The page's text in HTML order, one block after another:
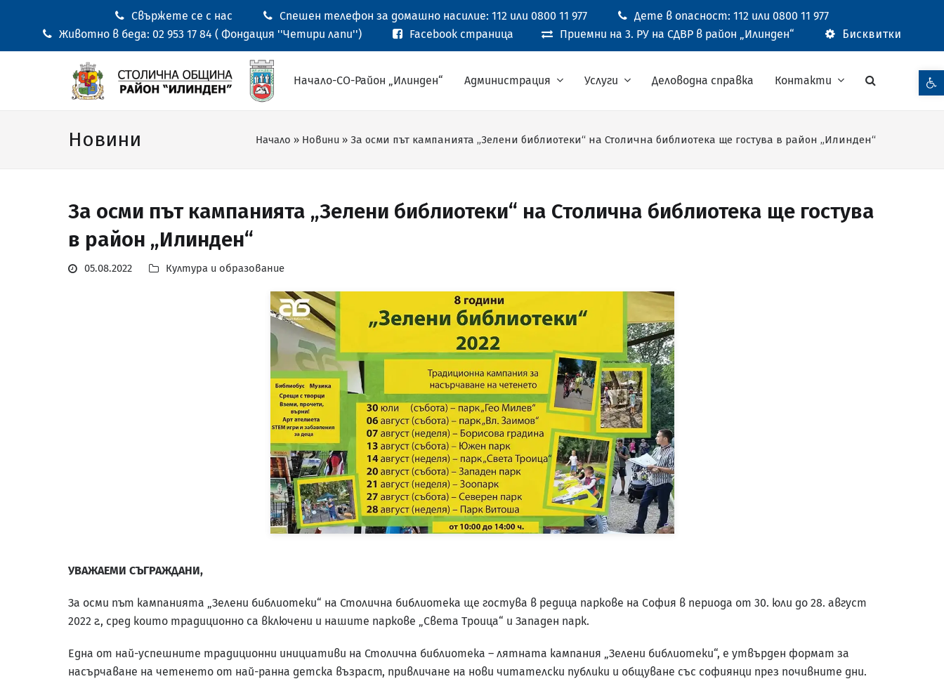
Свържете се с нас Спешен телефон за домашно насилие: 112 или 0800 11 977
Дете в опасност: 112 или 0800 11 977
Животно в беда: 02 953 17 84 ( Фондация ''Четири лапи'')
Facebook страница Приемни на 3. РУ на СДВР в район „Илинден“ Бисквитки
Начало-СО-Район „Илинден“ Администрация Услуги Деловодна справка Контакти
Новини Начало » Новини » За осми път кампанията „Зелени библиотеки“ на Столична библиотека ще гостува в район „Илинден“
За осми път кампанията „Зелени библиотеки“ на Столична библиотека ще гостува
в район „Илинден“
05.08.2022 Култура и образование
УВАЖАЕМИ СЪГРАЖДАНИ,
За осми път кампанията „Зелени библиотеки“ на Столична библиотека ще гостува в редица паркове на София в периода от 30. юли до 28. август
2022 г., сред които традиционно са включени и нашите паркове „Света Троица“ и Западен парк.
Една от най-успешните традиционни инициативи на Столична библиотека – лятната кампания „Зелени библиотеки“, е утвърден формат за
насърчаване на четенето от най-ранна детска възраст, привличане на нови читателски публики и общуване със софиянци през почивните дни.